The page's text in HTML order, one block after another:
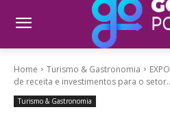
Home Turismo & Gastronomia
de receita e investimentos para o
Turismo & Gastronomia